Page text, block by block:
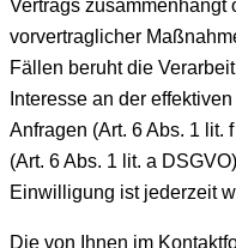
Vertrags zusammenhängt
vorvertraglicher
Fällen beruht die
Interesse an der
Anfragen (Art. 6 Abs. 1 lit.
(Art. 6 Abs. 1 lit. a
Einwilligung ist jederzeit
Die von Ihnen im